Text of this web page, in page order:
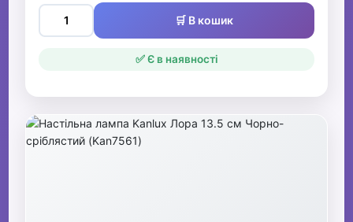
🛒 В кошик
✅ Є в наявності